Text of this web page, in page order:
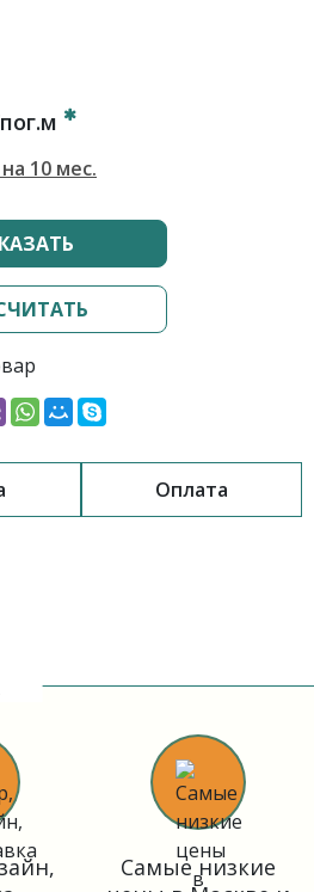
10 мес.
Оплата
Самые низкие